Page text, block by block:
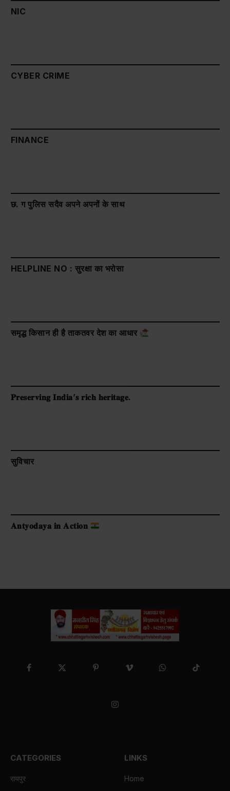
NIC
CYBER CRIME
FINANCE
छ. ग पुलिस सदैव अपने अपनों के साथ
HELPLINE NO : सुरक्षा का भरोसा
समृद्ध किसान ही है ताकतवर देश का आधार
𝐏𝐫𝐞𝐬𝐞𝐫𝐯𝐢𝐧𝐠 𝐈𝐧𝐝𝐢𝐚’𝐬 𝐫𝐢𝐜𝐡 𝐡𝐞𝐫𝐢𝐭𝐚𝐠𝐞.
सुविचार
𝐀𝐧𝐭𝐲𝐨𝐝𝐚𝐲𝐚 𝐢𝐧 𝐀𝐜𝐭𝐢𝐨𝐧
FacebookX
Pinterest Vimeo WhatsAppTikTok
Instagram
CATEGORIES
रायपुर
LINKS
Home